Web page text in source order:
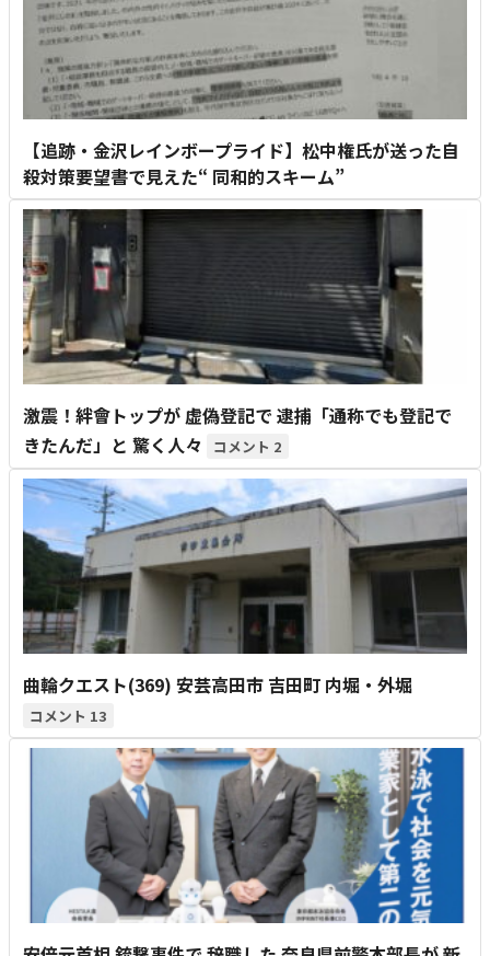
【追跡・金沢レインボープライド】松中権氏が送った自
殺対策要望書で見えた“ 同和的スキーム”
激震！絆會トップが 虚偽登記で 逮捕「通称でも登記で
きたんだ」と 驚く人々
2
曲輪クエスト(369) 安芸高田市 吉田町 内堀・外堀
13